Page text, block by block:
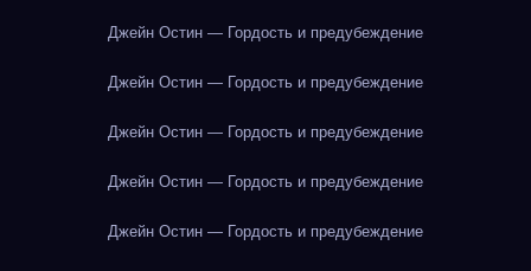
Джейн Остин — Гордость и предубеждение
Джейн Остин — Гордость и предубеждение
Джейн Остин — Гордость и предубеждение
Джейн Остин — Гордость и предубеждение
Джейн Остин — Гордость и предубеждение